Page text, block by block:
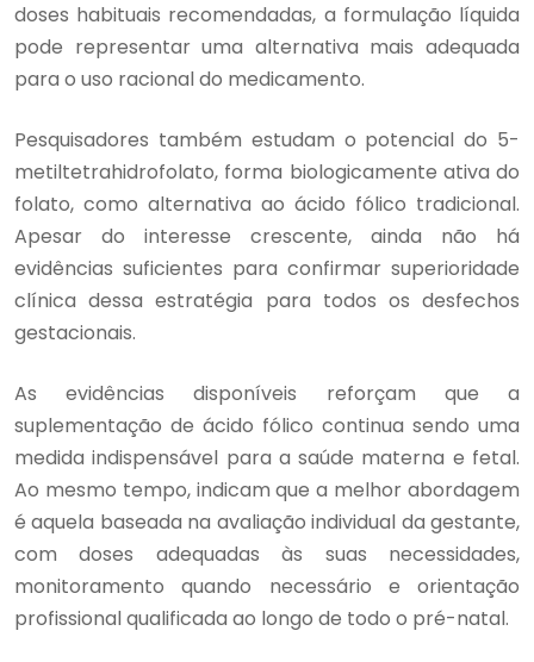
doses habituais recomendadas, a formulação líquida
pode representar uma alternativa mais adequada
para o uso racional do medicamento.
Pesquisadores também estudam o potencial do 5-
metiltetrahidrofolato, forma biologicamente ativa do
folato, como alternativa ao ácido fólico tradicional.
Apesar do interesse crescente, ainda não há
evidências suficientes para confirmar superioridade
clínica dessa estratégia para todos os desfechos
gestacionais.
As evidências disponíveis reforçam que a
suplementação de ácido fólico continua sendo uma
medida indispensável para a saúde materna e fetal.
Ao mesmo tempo, indicam que a melhor abordagem
é aquela baseada na avaliação individual da gestante,
com doses adequadas às suas necessidades,
monitoramento quando necessário e orientação
profissional qualificada ao longo de todo o pré-natal.